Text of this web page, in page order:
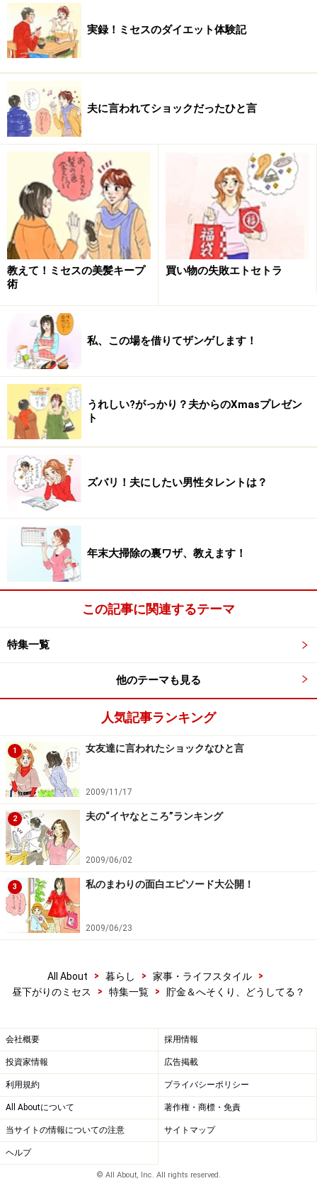
いように、
婦）
家計簿をつけているのですが、なぜか毎月ちょっと
れをちびちび貯めています。あとは、
たときに母からもらうお小遣いを♪（30代 専業主
婦）
へそくりはしていないが、貯金はしている。 銀行や
郵便局の定期や保険。他には、旅行用、教育資金用
など、
目的別の通帳を作り、給与がでたらすぐに入
金してしまう。（40代 会社員）
家計費は常に節約を心がけ、余りを貯金して、いざ
と言う時に備えられるようにしています。
た金額は特に夫に報告していません。報告するほど
食費を多めにもらって、
を安く買い、冷凍したりして有効活用して、残り
（月1万5千円位）をへそくりにしています。 主人も
分かっていますが、
です！（20代 その他）
生活費と小遣いを頂いているので、
つ貯めています。
などに使っています。
るので、
代 専業主婦）
我が家は毎月、食事代と雑費だけを旦那より預かり
ます。その他の経費（光熱費や保険代等）は旦那が
管理。なので、私が預かったお金を全額使うことな
く、
上手くやりくりすれば、そのままヘソクリと化
くれているのか不明なのは恐ろしいですが。（30
月々もらっているお小遣いは、結構手元に残るので
それをこつこつ貯金しています。（30代 専業主
婦）
我が家の家計は夫が管理しているのですが、私は、
食費や家庭雑費の割合を減らすよう、
リユーズを心掛けています。
て安くておいしい料理を発明
ます。（30代 専業主婦）
主人の両親と一緒に住んでいるために、料理は私が
やっています。買い物も私です。
を渡されるので、その中から余ったお金を子どもの
と、かなり節約料理を作ってしまいます。（30代
専業主婦）
※記事内容は執筆時点のものです。最新の内容をご確認くださ
い。
次のページへ
実録！ミセスのダイエット体験記
夫に言われてショックだったひと言
教えて！ミセスの美髪キープ
術
買い物の失敗エトセトラ
私、この場を借りてザンゲします！
うれしい?がっかり？夫からのXmasプレゼン
ト
ズバリ！夫にしたい男性タレントは？
年末大掃除の裏ワザ、教えます！
この記事に関連するテーマ
特集一覧
他のテーマも見る
人気記事ランキング
1 女友達に言われたショックなひと言
2009/11/17
2 夫の“イヤなところ”ランキング
2009/06/02
3 私のまわりの面白エピソード大公開！
2009/06/23
All About > 暮らし > 家事・ライフスタイル
>
昼下がりのミセス
> 特集一覧 > 貯金＆へそくり、どうしてる？
会社概要 採用情報
投資家情報 広告掲載
利用規約 プライバシーポリシー
All Aboutについて 著作権・商標・免責
当サイトの情報についての注意 サイトマップ
ヘルプ
© All About, Inc. All rights reserved.